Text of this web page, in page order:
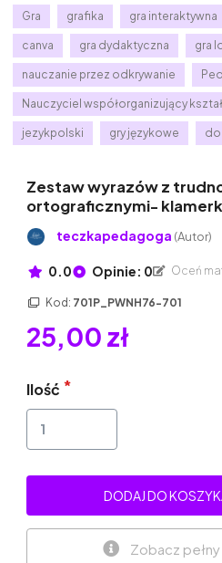
Gra grafika gra interaktywna
canva gra dydaktyczna gra
nauczanie przez odkrywanie
Nauczyciel współorganizujący
jezykpolski gry językowe do
Zestaw wyrazów z
ortograficznymi-
teczkapedagoga (Autor)
0.0 Opinie: 0 Oceń
Kod: 701P_PWNH76-701
25,00 zł
Ilość
DODAJ DO
Zobacz